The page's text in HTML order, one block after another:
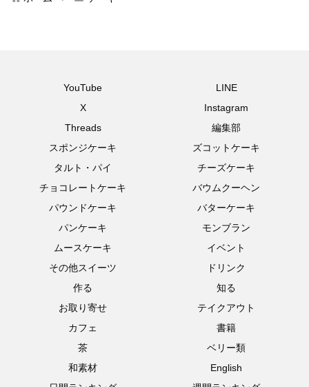
YouTube
LINE
X
Instagram
Threads
編集部
スポンジケーキ
ズコットケーキ
タルト・パイ
チーズケーキ
チョコレートケーキ
バウムクーヘン
パウンドケーキ
バターケーキ
パンケーキ
モンブラン
ムースケーキ
イベント
その他スイーツ
ドリンク
作る
知る
お取り寄せ
テイクアウト
カフェ
書籍
茶
ベリー類
和素材
English